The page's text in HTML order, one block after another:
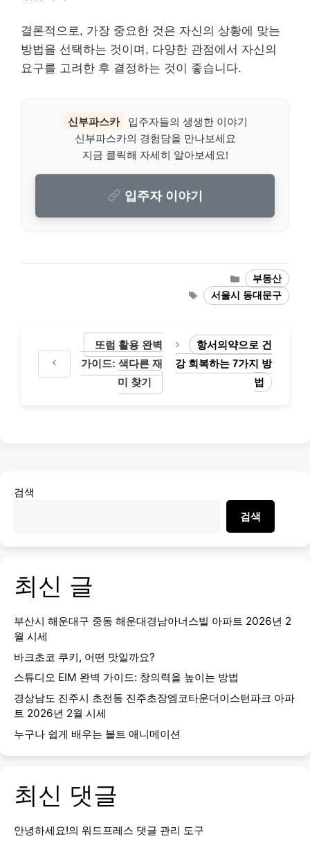
결론적으로, 가장 중요한 것은 자신의 상황에 맞는
방법을 선택하는 것이며, 다양한 관점에서 자신의
요구를 고려한 후 결정하는 것이 좋습니다.
신부파스카
입주자들의 생생한 이야기
신부파스카의 경험담을 만나보세요
지금 클릭해 자세히 알아보세요!
입주자 이야기
Categories
부동산
Tags
서울시 동대문구
또럼 활용 완벽
가이드: 색다른 재
미 찾기
항서의약으로 건
강 회복하는 7가지 방
법
검색
검색
최신 글
부산시 해운대구 중동 해운대경남아너스빌 아파트 2026년 2
월 시세
바크초코 쿠키, 어떤 맛일까요?
스튜디오 EIM 완벽 가이드: 창의력을 높이는 방법
경상남도 진주시 초전동 진주초장엠코타운더이스턴파크 아파
트 2026년 2월 시세
누구나 쉽게 배우는 볼트 애니메이션
최신 댓글
안녕하세요!의 워드프레스 댓글 관리 도구